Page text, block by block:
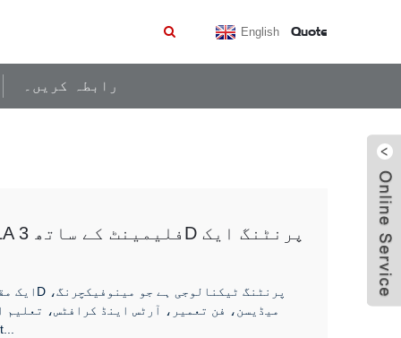
English Quote
رابطہ کریں۔
میڈیسن، فن تعمیر، آرٹس اینڈ کرافٹس،
جیسے تیز رفتار پروٹو ٹائپنگ، زیادہ لاگت سے موثر مینوفیکچرنگ عمل، لچک۔ t...